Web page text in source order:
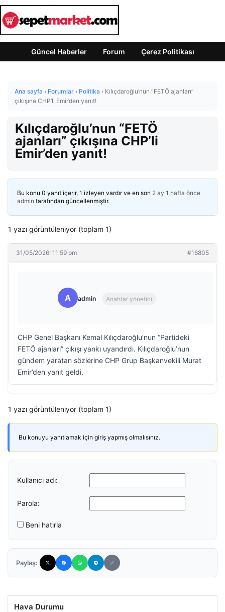
Güncel Haberler Forum Çerez Politikası
Ana sayfa › Forumlar › Politika › Kılıçdaroğlu’nun “FETÖ ajanları”
çıkışına CHP’li Emir’den yanıt!
Kılıçdaroğlu’nun “FETÖ
ajanları” çıkışına CHP’li
Emir’den yanıt!
Bu konu 0 yanıt içerir, 1 izleyen vardır ve en son 2 ay 1 hafta önce
admin tarafından güncellenmiştir.
1 yazı görüntüleniyor (toplam 1)
31/05/2026: 11:59 pm #16805
A admin Anahtar yönetici
CHP Genel Başkanı Kemal Kılıçdaroğlu’nun “Partideki
FETÖ ajanları” çıkışı yankı uyandırdı. Kılıçdaroğlu’nun
gündem yaratan sözlerine CHP Grup Başkanvekili Murat
Emir’den yanıt geldi.
1 yazı görüntüleniyor (toplam 1)
Bu konuyu yanıtlamak için giriş yapmış olmalısınız.
Kullanıcı adı:
Parola:
Beni hatırla
Paylaş:
Hava Durumu